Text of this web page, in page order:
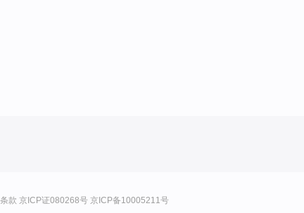
款 京ICP证080268号 京ICP备10005211号